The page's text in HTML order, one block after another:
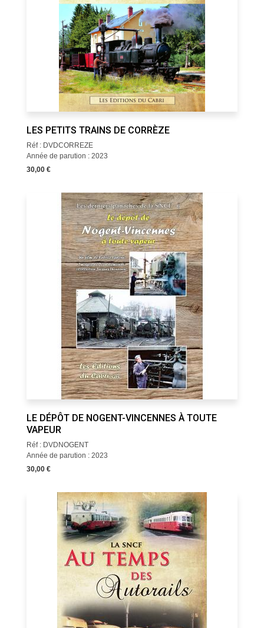
LES PETITS TRAINS DE CORRÈZE
Réf : DVDCORREZE
Année de parution : 2023
30,00 €
LE DÉPÔT DE NOGENT-VINCENNES À TOUTE
VAPEUR
Réf : DVDNOGENT
Année de parution : 2023
30,00 €